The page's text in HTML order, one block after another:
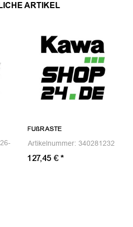
ARTIKEL
FUßRASTE
Artikelnummer: 340281232
127,45 €*